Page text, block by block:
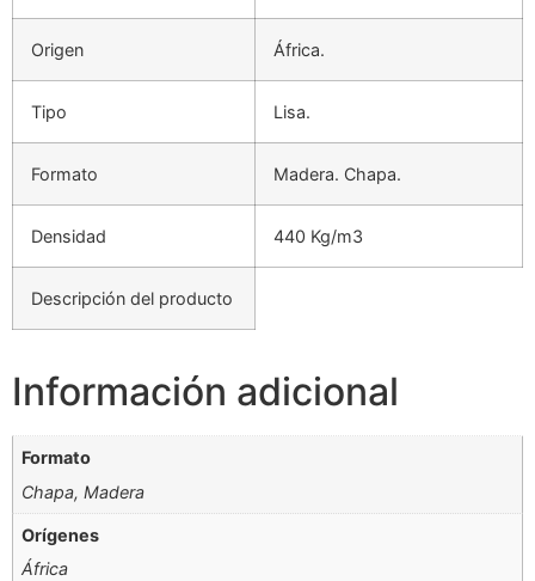
Origen África.
Tipo Lisa.
Formato Madera. Chapa.
Densidad 440 Kg/m3
Descripción del producto
Información adicional
Formato
Chapa, Madera
Orígenes
África